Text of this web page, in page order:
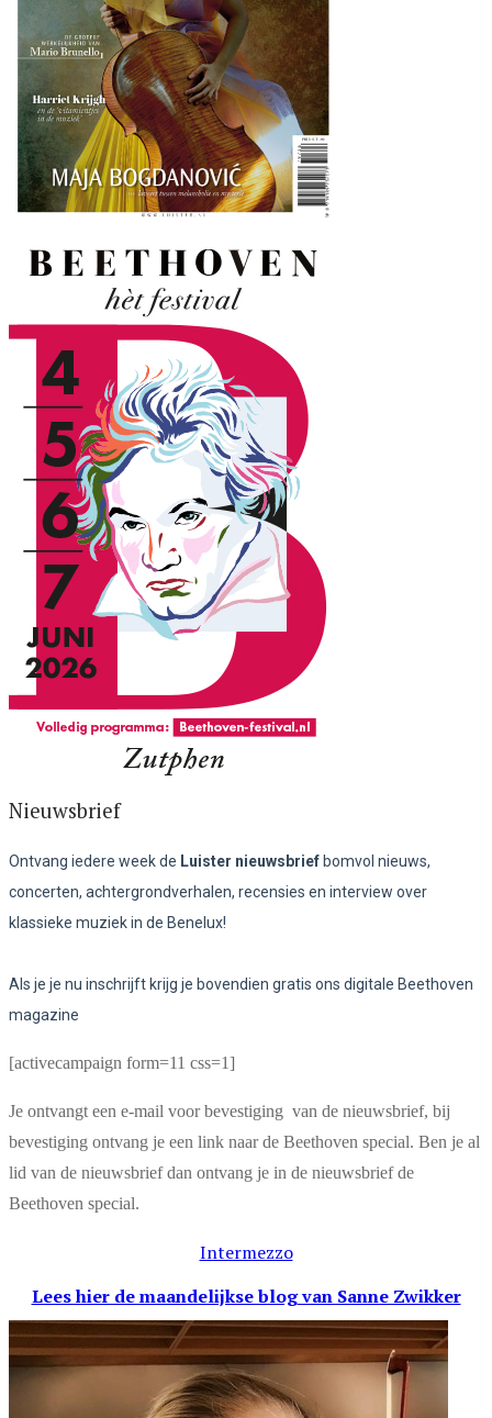
Nieuwsbrief
Ontvang iedere week de Luister nieuwsbrief bomvol nieuws,
concerten, achtergrondverhalen, recensies en interview over
klassieke muziek in de Benelux!
Als je je nu inschrijft krijg je bovendien gratis ons digitale Beethoven
magazine
[activecampaign form=11 css=1]
Je ontvangt een e-mail voor bevestiging van de nieuwsbrief, bij
bevestiging ontvang je een link naar de Beethoven special. Ben je al
lid van de nieuwsbrief dan ontvang je in de nieuwsbrief de
Beethoven special.
Intermezzo
Lees hier de maandelijkse blogvan Sanne Zwikker